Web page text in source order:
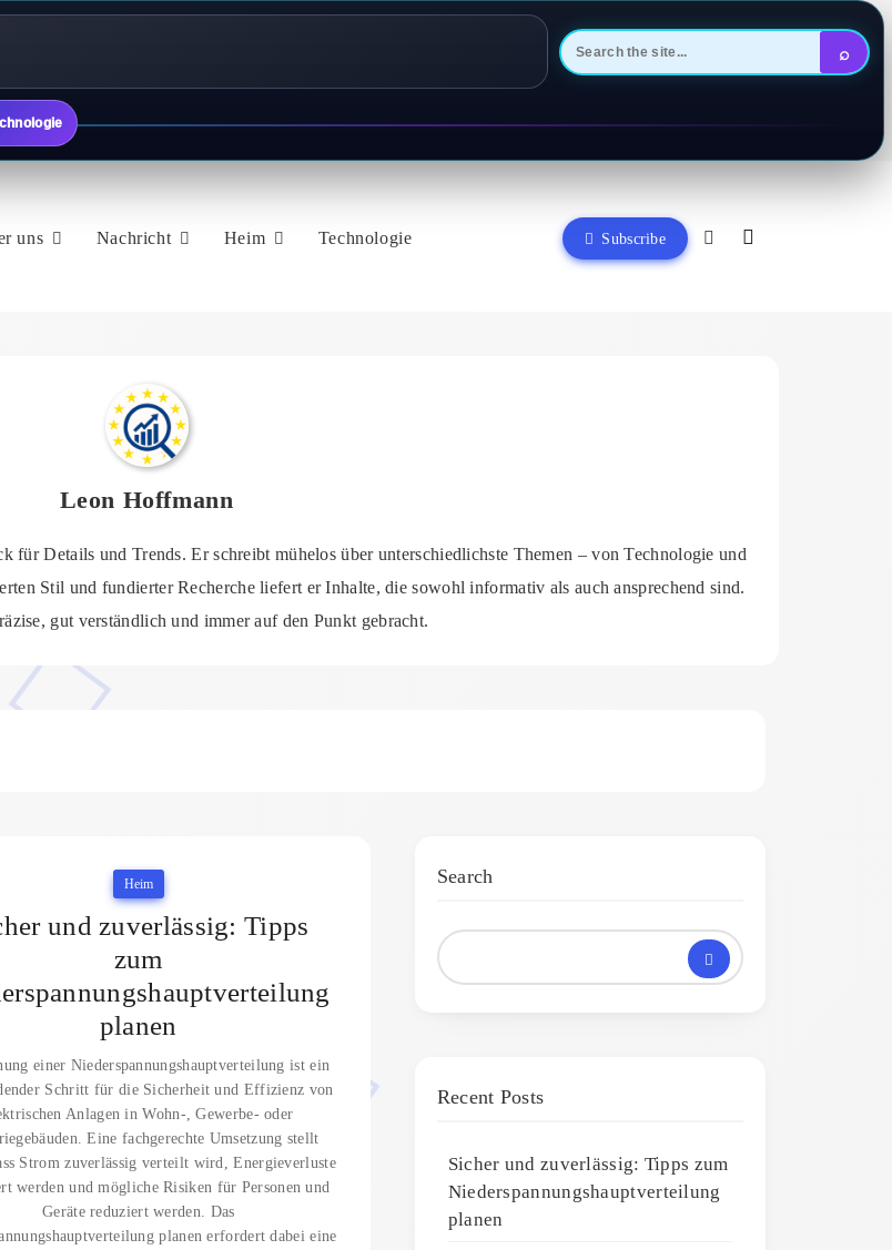
⌕
uns Nachricht Heim Technologie Subscribe
Leon Hoffmann
Details und Trends. Er schreibt mühelos über unterschiedlichste Themen – von Technologie und
Stil und fundierter Recherche liefert er Inhalte, die sowohl informativ als auch ansprechend sind.
gut verständlich und immer auf den Punkt gebracht.
Heim
und zuverlässig: Tipps
zum
planen
einer Niederspannungshauptverteilung ist ein
Schritt für die Sicherheit und Effizienz von
Anlagen in Wohn-, Gewerbe- oder
Eine fachgerechte Umsetzung stellt
Strom zuverlässig verteilt wird, Energieverluste
werden und mögliche Risiken für Personen und
Geräte reduziert werden. Das
planen erfordert dabei eine
Search
Recent Posts
Sicher und zuverlässig: Tipps zum
Niederspannungshauptverteilung
planen